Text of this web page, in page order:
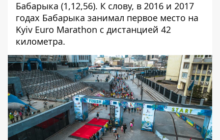
Бабарыка (1,12,56). К слову, в 2016 и 2017
годах Бабарыка занимал первое место на
Kyiv Euro Marathon с дистанцией 42
километра.